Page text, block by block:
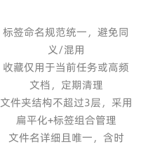
标签命名规范统一，避免同
义/混用
收藏仅用于当前任务或高频
文档，定期清理
文件夹结构不超过3层，采用
扁平化+标签组合管理
文件名详细且唯一，含时